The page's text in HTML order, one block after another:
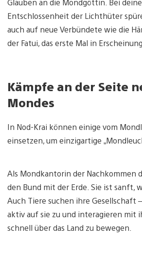
Entschlossenheit der Lichthüter
auch auf neue Verbündete wie die
der Fatui, das erste Mal in
Kämpfe an der Seite
Mondes
In Nod-Krai können einige vom
einsetzen, um einzigartige
Als Mondkantorin der Nachkommen
den Bund mit der Erde. Sie ist sanft,
Auch Tiere suchen ihre Gesellschaft
aktiv auf sie zu und interagieren mit
schnell über das Land zu bewegen.